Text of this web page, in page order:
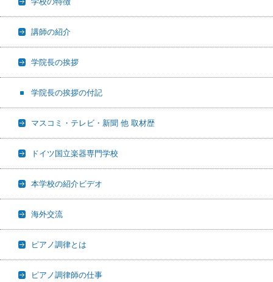
講師の紹介
学院長の挨拶
学院長の挨拶の付記
マスコミ・テレビ・新聞 他 取材歴
ドイツ国立楽器専門学校
本学校の紹介ビデオ
海外交流
ピアノ調律とは
ピアノ調律師の仕事